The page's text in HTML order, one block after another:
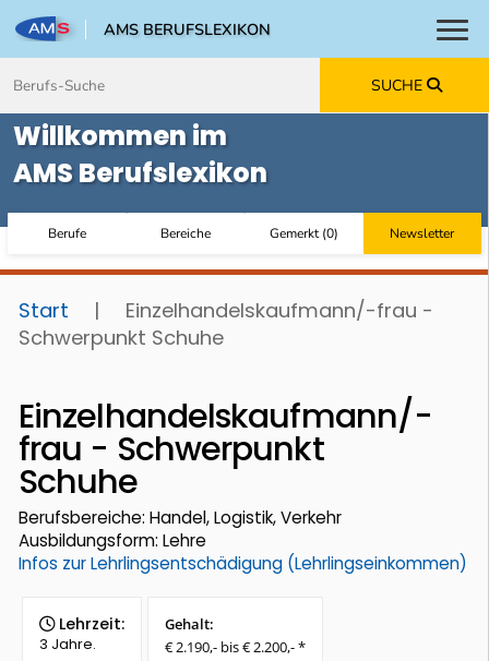
AMS BERUFSLEXIKON
SUCHE
Willkommen im
AMS Berufslexikon
Berufe Bereiche Gemerkt(0) Newsletter
Start |
Einzelhandelskaufmann/-frau -
Schwerpunkt Schuhe
Einzelhandelskaufmann/-
frau - Schwerpunkt
Schuhe
Berufsbereiche: Handel, Logistik, Verkehr
Ausbildungsform: Lehre
Infos zur Lehrlingsentschädigung (Lehrlingseinkommen)
Lehrzeit:
3 Jahre.
Gehalt:
€ 2.190,- bis € 2.200,- *